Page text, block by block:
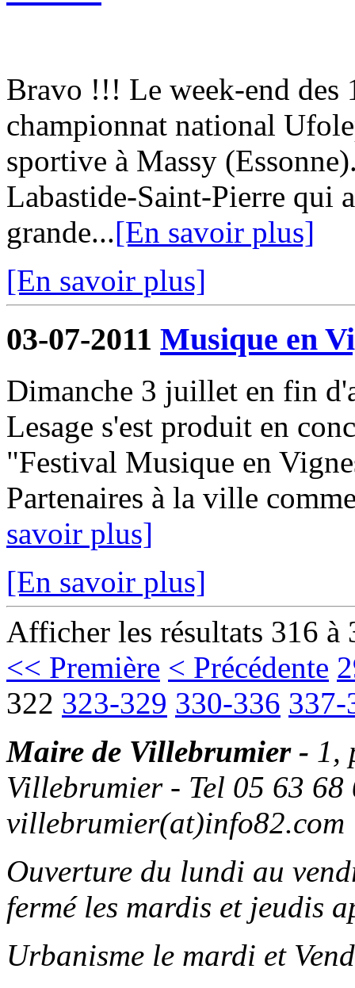
Bravo !!! Le week-end des
championnat national
sportive à Massy
Labastide-Saint-Pierre qui
grande...[En savoir plus]
[En savoir plus]
03-07-2011 Musique en
Dimanche 3 juillet en fin
Lesage s'est produit en
"Festival Musique en
Partenaires à la ville
savoir plus]
[En savoir plus]
Afficher les résultats 316 à
<< Première < Précédente
322 323-329 330-336 337-
Maire de Villebrumier - 1,
Villebrumier - Tel 05 63
villebrumier(at)info82.com
Ouverture du lundi au
fermé les mardis et jeudis
Urbanisme le mardi et